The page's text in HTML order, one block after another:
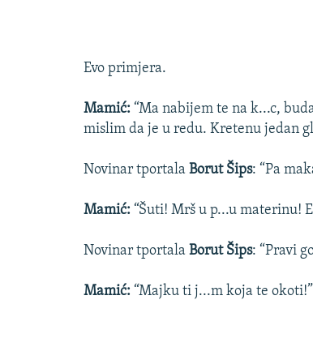
Evo primjera.
Mamić: “Ma nabijem te na k...c,
mislim da je u redu. Kretenu jedan
Novinar tportalaBorut Šips: “Pa
Mamić: “Šuti! Mrš u p...u materinu!
Novinar tportalaBorut Šips: “Pravi
Mamić:“Majku ti j...m koja te okoti!”